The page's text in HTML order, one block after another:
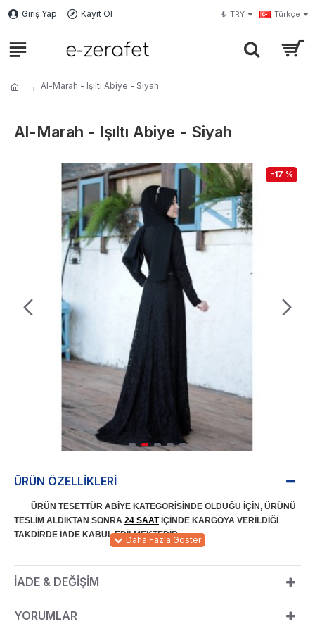
Giriş Yap Kayıt Ol ₺ TRY Türkçe
Al-Marah - Işıltı Abiye - Siyah
Al-Marah - Işıltı Abiye - Siyah
-17 %
ÜRÜN ÖZELLIKLERI
ÜRÜN TESETTÜR ABİYE KATEGORİSİNDE OLDUĞU İÇİN, ÜRÜNÜ
TESLİM ALDIKTAN SONRA 24 SAATİÇİNDE KARGOYA VERİLDİĞİ
TAKDİRDE İADE KABUL EDİLMEKTEDİR.
ÜRÜN BOYU: 155 cm
ÜRÜN ÖZELLİĞİ: Tesettür abiye ürünü olup dantelli ve astarlıdır.
Sırttan kullanılabilir fermuarı ve bir düğme bulunmaktadır. Hakim
İADE & DEĞIŞIM
YORUMLAR